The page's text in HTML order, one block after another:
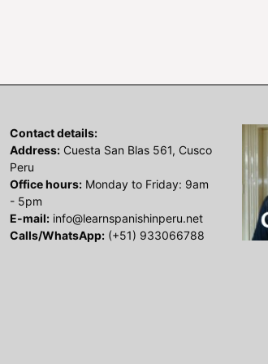
Contact details:
Address: Cuesta San Blas 561, Cusco
Peru
Office hours: Monday to Friday: 9am
- 5pm
E-mail: info@learnspanishinperu.net
Calls/WhatsApp: (+51) 933066788